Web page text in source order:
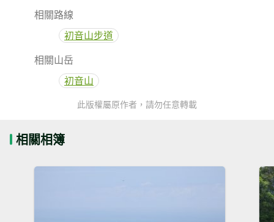
相關路線
初音山步道
相關山岳
初音山
此版權屬原作者，請勿任意轉載
相關相簿